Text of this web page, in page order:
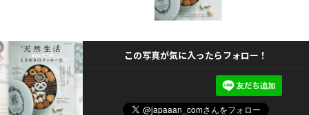
この写真が気に入ったらフォロー！